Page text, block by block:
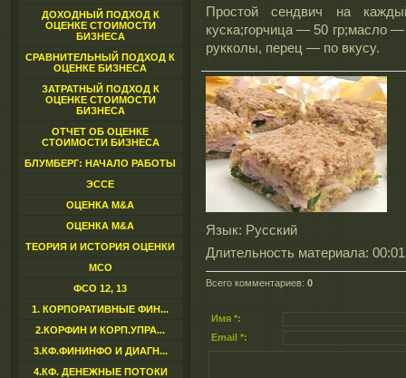
ДОХОДНЫЙ ПОДХОД К
ОЦЕНКЕ СТОИМОСТИ
БИЗНЕСА
СРАВНИТЕЛЬНЫЙ ПОДХОД К
ОЦЕНКЕ БИЗНЕСА
ЗАТРАТНЫЙ ПОДХОД К
ОЦЕНКЕ СТОИМОСТИ
БИЗНЕСА
ОТЧЕТ ОБ ОЦЕНКЕ
СТОИМОСТИ БИЗНЕСА
БЛУМБЕРГ: НАЧАЛО РАБОТЫ
ЭССЕ
ОЦЕНКА M&A
ОЦЕНКА M&A
ТЕОРИЯ И ИСТОРИЯ ОЦЕНКИ
МСО
ФСО 12, 13
1. КОРПОРАТИВНЫЕ ФИН...
2.КОРФИН И КОРП.УПРА...
3.КФ.ФИНИНФО И ДИАГН...
4.КФ. ДЕНЕЖНЫЕ ПОТОКИ
Простой сендвич на
куска;горчица — 50 гр;масло —
рукколы, перец — по вкусу.
Язык: Русский
Длительность материала:
Всего комментариев: 0
Имя *:
Email *: